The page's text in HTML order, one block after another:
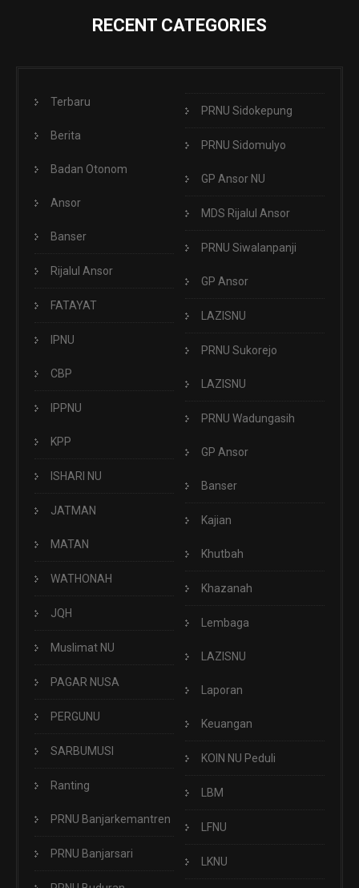
RECENT CATEGORIES
Terbaru
Berita
Badan Otonom
Ansor
Banser
Rijalul Ansor
FATAYAT
IPNU
CBP
IPPNU
KPP
ISHARI NU
JATMAN
MATAN
WATHONAH
JQH
Muslimat NU
PAGAR NUSA
PERGUNU
SARBUMUSI
Ranting
PRNU Banjarkemantren
PRNU Banjarsari
PRNU Sidokepung
PRNU Sidomulyo
GP Ansor NU
MDS Rijalul Ansor
PRNU Siwalanpanji
GP Ansor
LAZISNU
PRNU Sukorejo
LAZISNU
PRNU Wadungasih
GP Ansor
Banser
Kajian
Khutbah
Khazanah
Lembaga
LAZISNU
Laporan
Keuangan
KOIN NU Peduli
LBM
LFNU
LKNU